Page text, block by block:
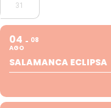
31
04
AGO
08
SALAMANCA ECLIPSA